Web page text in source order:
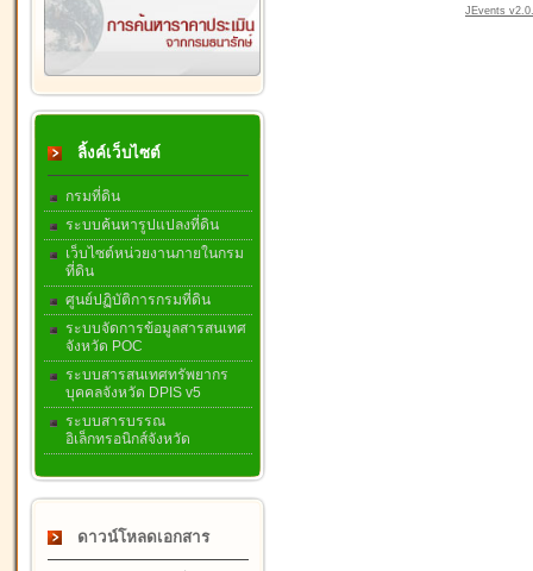
ลิ้งค์เว็บไซต์
กรมที่ดิน
ระบบค้นหารูปแปลงที่ดิน
เว็บไซต์หน่วยงานภายในกรม
ที่ดิน
ศูนย์ปฏิบัติการกรมที่ดิน
ระบบจัดการข้อมูลสารสนเทศ
จังหวัด POC
ระบบสารสนเทศทรัพยากร
บุคคลจังหวัด DPIS v5
ระบบสารบรรณ
อิเล็กทรอนิกส์จังหวัด
ดาวน์โหลดเอกสาร
JEvents